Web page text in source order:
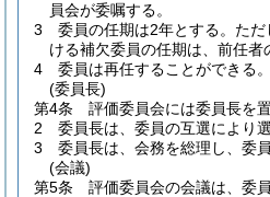
員会が委嘱する。
3
委員の任期は2年とする。 ただ
ける補欠委員の任期は、前任者
4
委員は再任することができる。
(委員長)
第4条
評価委員会には委員長を置
2
委員長は、委員の互選により選
3
委員長は、会務を総理し、委
(会議)
第5条
評価委員会の会議は、委